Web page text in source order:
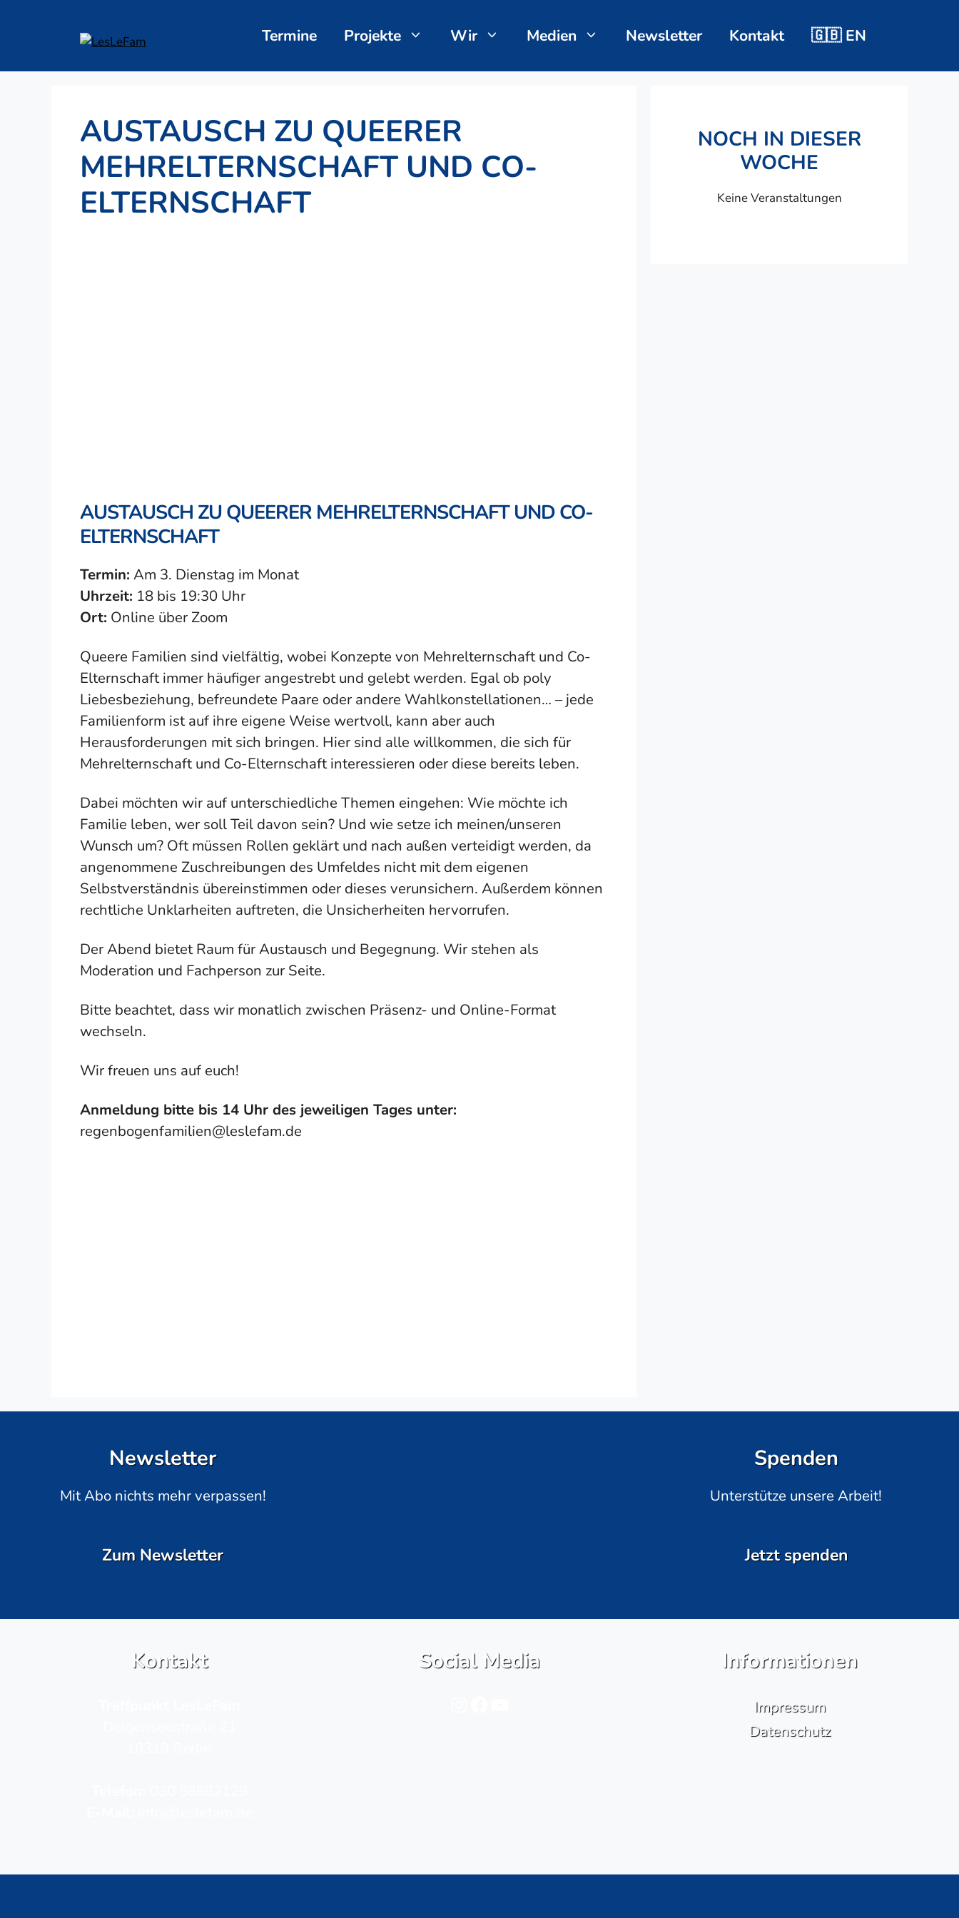
Termine Projekte Wir Medien Newsletter Kontakt 🇬🇧 EN
AUSTAUSCH ZU QUEERER
MEHRELTERNSCHAFT UND CO-
ELTERNSCHAFT
AUSTAUSCH ZU QUEERER MEHRELTERNSCHAFT UND CO-
ELTERNSCHAFT
Termin: Am 3. Dienstag im Monat
Uhrzeit: 18 bis 19:30 Uhr
Ort: Online über Zoom
Queere Familien sind vielfältig, wobei Konzepte von Mehrelternschaft und Co-
Elternschaft immer häufiger angestrebt und gelebt werden. Egal ob poly
Liebesbeziehung, befreundete Paare oder andere Wahlkonstellationen… – jede
Familienform ist auf ihre eigene Weise wertvoll, kann aber auch
Herausforderungen mit sich bringen. Hier sind alle willkommen, die sich für
Mehrelternschaft und Co-Elternschaft interessieren oder diese bereits leben.
Dabei möchten wir auf unterschiedliche Themen eingehen: Wie möchte ich
Familie leben, wer soll Teil davon sein? Und wie setze ich meinen/unseren
Wunsch um? Oft müssen Rollen geklärt und nach außen verteidigt werden, da
angenommene Zuschreibungen des Umfeldes nicht mit dem eigenen
Selbstverständnis übereinstimmen oder dieses verunsichern. Außerdem können
rechtliche Unklarheiten auftreten, die Unsicherheiten hervorrufen.
Der Abend bietet Raum für Austausch und Begegnung. Wir stehen als
Moderation und Fachperson zur Seite.
Bitte beachtet, dass wir monatlich zwischen Präsenz- und Online-Format
wechseln.
Wir freuen uns auf euch!
Anmeldung bitte bis 14 Uhr des jeweiligen Tages unter:
regenbogenfamilien@leslefam.de
NOCH IN DIESER
WOCHE
Keine Veranstaltungen
Newsletter
Mit Abo nichts mehr verpassen!
Zum Newsletter
Spenden
Unterstütze unsere Arbeit!
Jetzt spenden
Kontakt
Social Media
Informationen
Impressum
Datenschutz